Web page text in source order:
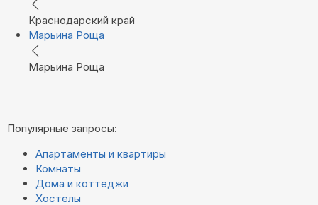
Краснодарский край
Марьина Роща
Марьина Роща
Популярные запросы:
Апартаменты и квартиры
Комнаты
Дома и коттеджи
Хостелы